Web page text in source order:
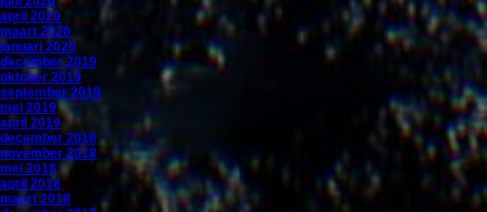
april 2020
maart 2020
januari 2020
december 2019
oktober 2019
september 2019
mei 2019
april 2019
december 2018
november 2018
mei 2018
april 2018
maart 2018